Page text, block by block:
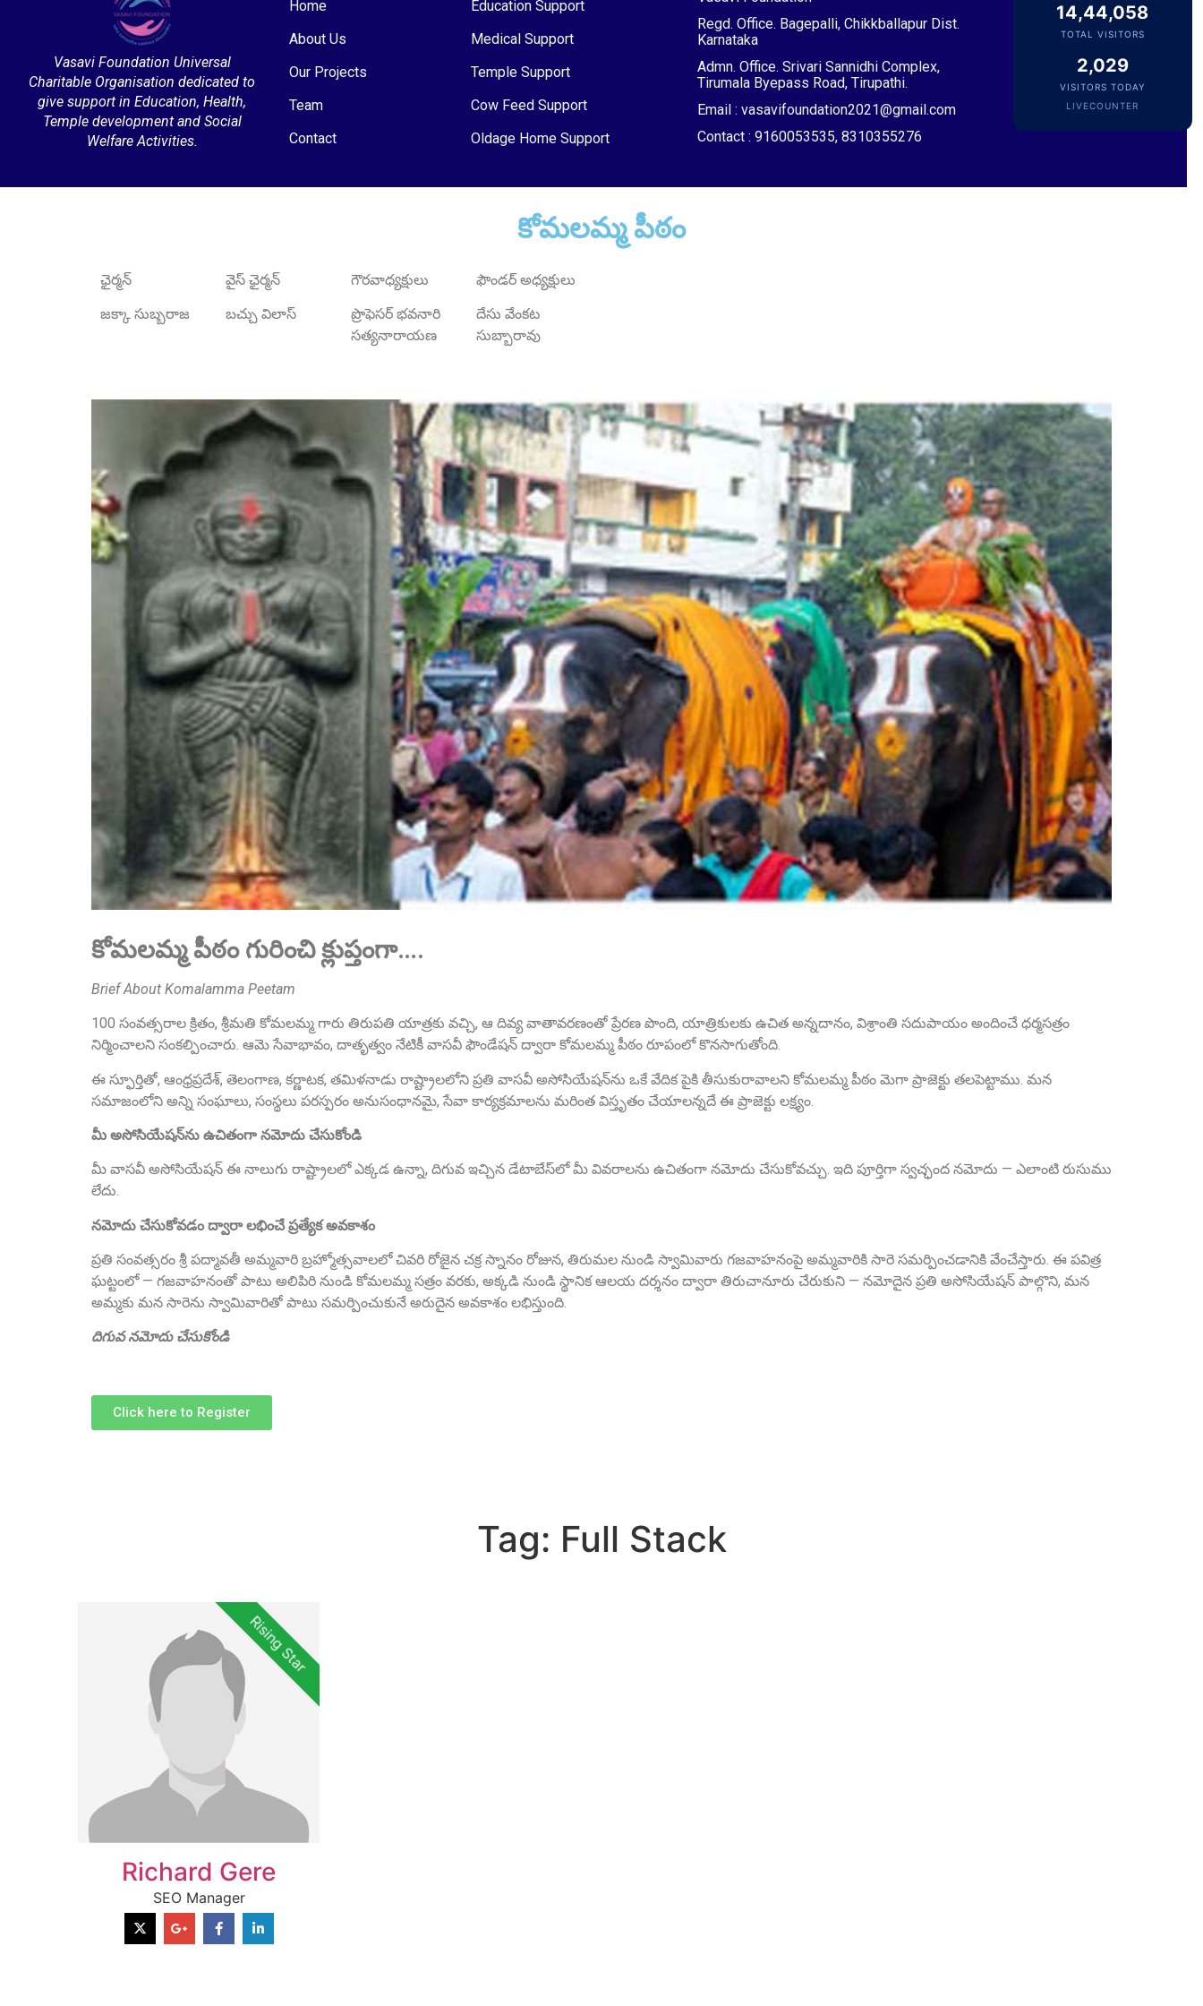
Sri Desu Ramesh Babu & Smt. Padmavathi
VIP Member, Addanki, AP
Sri Vutturi Swaraj & Smt. Sneha
Founder Donor & TG State Secretary, Hyderabad
Smt. Grandhi Sailaja
Founder Donor, USA
Sri Grandhi Anil
Founder Donor, USA
Founder Donor, Kanigiri, Prakasam Dist. AP
Sri A.S. Aswathanarayana Setty
Founder Donor, Gowribidanur, Karnataka
Vasavi Foundation Universal
Charitable Organisation dedicated to
give support in Education, Health,
Temple development and Social
Welfare Activities.
Home
About Us
Our Projects
Team
Contact
Education Support
Medical Support
Temple Support
Cow Feed Support
Oldage Home Support
Regd. Office. Bagepalli, Chikkballapur Dist.
Karnataka
Admn. Office. Srivari Sannidhi Complex,
Tirumala Byepass Road, Tirupathi.
Email : vasavifoundation2021@gmail.com
Contact : 9160053535, 8310355276
14,44,058
TOTAL VISITORS
2,029
VISITORS TODAY
LIVECOUNTER
కోమలమ్మ పీఠం
ఛైర్మన్
జక్కా సుబ్బరాజ
వైస్ ఛైర్మన్
బచ్చు విలాస్
గౌరవాధ్యక్షులు
ప్రొఫెసర్ భవనారి
సత్యనారాయణ
ఫౌండర్ అధ్యక్షులు
దేసు వేంకట
సుబ్బారావు
కోమలమ్మ పీఠం గురించి క్లుప్తంగా….
Brief About Komalamma Peetam
100 సంవత్సరాల క్రితం, శ్రీమతి కోమలమ్మ గారు తిరుపతి యాత్రకు వచ్చి, ఆ దివ్య వాతావరణంతో ప్రేరణ పొంది, యాత్రికులకు ఉచిత అన్నదానం, విశ్రాంతి సదుపాయం అందించే ధర్మసత్రం
నిర్మించాలని సంకల్పించారు. ఆమె సేవాభావం, దాతృత్వం నేటికీ వాసవీ ఫౌండేషన్ ద్వారా కోమలమ్మ పీఠం రూపంలో కొనసాగుతోంది.
ఈ స్ఫూర్తితో, ఆంధ్రప్రదేశ్, తెలంగాణ, కర్ణాటక, తమిళనాడు రాష్ట్రాలలోని ప్రతి వాసవీ అసోసియేషన్‌ను ఒకే వేదిక పైకి తీసుకురావాలని కోమలమ్మ పీఠం మెగా ప్రాజెక్టు తలపెట్టాము. మన
సమాజంలోని అన్ని సంఘాలు, సంస్థలు పరస్పరం అనుసంధానమై, సేవా కార్యక్రమాలను మరింత విస్తృతం చేయాలన్నదే ఈ ప్రాజెక్టు లక్ష్యం.
మీ అసోసియేషన్‌ను ఉచితంగా నమోదు చేసుకోండి
మీ వాసవీ అసోసియేషన్ ఈ నాలుగు రాష్ట్రాలలో ఎక్కడ ఉన్నా, దిగువ ఇచ్చిన డేటాబేస్‌లో మీ వివరాలను ఉచితంగా నమోదు చేసుకోవచ్చు. ఇది పూర్తిగా స్వచ్ఛంద నమోదు — ఎలాంటి రుసుము
లేదు.
నమోదు చేసుకోవడం ద్వారా లభించే ప్రత్యేక అవకాశం
ప్రతి సంవత్సరం శ్రీ పద్మావతీ అమ్మవారి బ్రహ్మోత్సవాలలో చివరి రోజైన చక్ర స్నానం రోజున, తిరుమల నుండి స్వామివారు గజవాహనంపై అమ్మవారికి సారె సమర్పించడానికి వేంచేస్తారు. ఈ పవిత్ర
ఘట్టంలో — గజవాహనంతో పాటు అలిపిరి నుండి కోమలమ్మ సత్రం వరకు, అక్కడి నుండి స్థానిక ఆలయ దర్శనం ద్వారా తిరుచానూరు చేరుకుని — నమోదైన ప్రతి అసోసియేషన్ పాల్గొని, మన
అమ్మకు మన సారెను స్వామివారితో పాటు సమర్పించుకునే అరుదైన అవకాశం లభిస్తుంది.
దిగువ నమోదు చేసుకోండి
Click here to Register
Tag: Full Stack
Rising Star
Richard Gere
SEO Manager